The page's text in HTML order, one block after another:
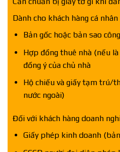
Dành cho khách hàng cá nhân
Bản gốc hoặc bản sao
Hợp đồng thuê nhà (nếu
đồng ý của chủ nhà
Hộ chiếu và giấy tạm trú/
nước ngoài)
Đối với khách hàng doanh
Giấy phép kinh doanh